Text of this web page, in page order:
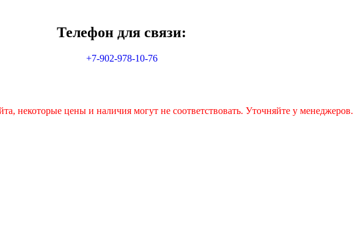
Телефон для связи:
+7-902-978-10-76
некоторые цены и наличия могут не соответствовать. Уточняйте у менеджеров.